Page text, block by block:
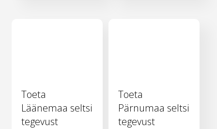
Toeta
Läänemaa seltsi
tegevust
Toeta
Pärnumaa seltsi
tegevust